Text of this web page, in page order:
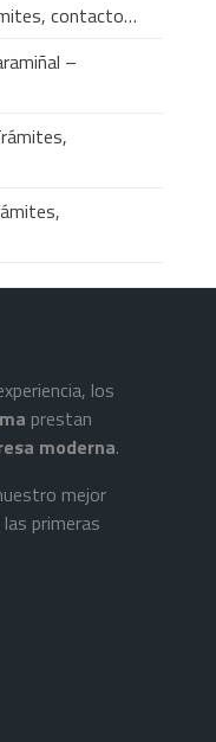
contacto…
–
los
prestan
moderna.
mejor
primeras